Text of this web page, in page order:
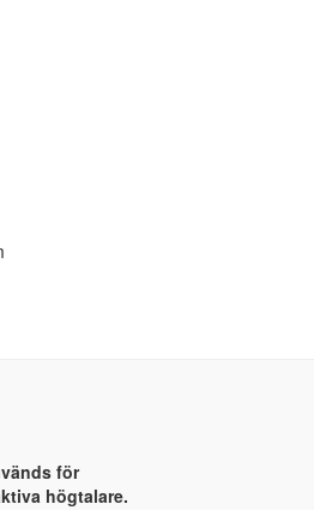
för
högtalare.